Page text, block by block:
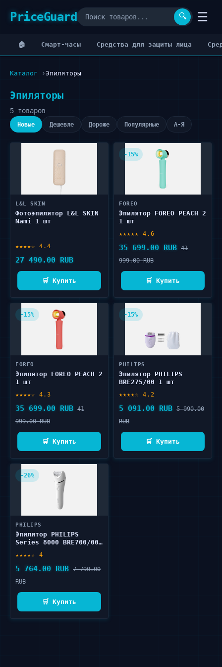
PriceGuard 🔍 ☰
🏠 Cмарт-часы Cредства для защиты лица
Каталог Эпиляторы
Эпиляторы
5 товаров
Новые Дешевле Дороже Популярные А-Я
L&L SKIN
Фотоэпилятор L&L SKIN
Nami 1 шт
★★★★☆ 4.4
27 490.00 RUB
🛒 Купить
-15%
FOREO
Эпилятор FOREO PEACH 2
1 шт
★★★★★ 4.6
35 699.00 RUB 41
999.00 RUB
🛒 Купить
-15%
FOREO
Эпилятор FOREO PEACH 2
1 шт
★★★★☆ 4.3
35 699.00 RUB 41
999.00 RUB
🛒 Купить
-15%
PHILIPS
Эпилятор PHILIPS
BRE275/00 1 шт
★★★★☆ 4.2
5 091.00 RUB 5 990.00
RUB
🛒 Купить
-26%
PHILIPS
Эпилятор PHILIPS
Series 8000 BRE700/00
★★★★☆ 4
5 764.00 RUB 7 790.00
RUB
🛒 Купить